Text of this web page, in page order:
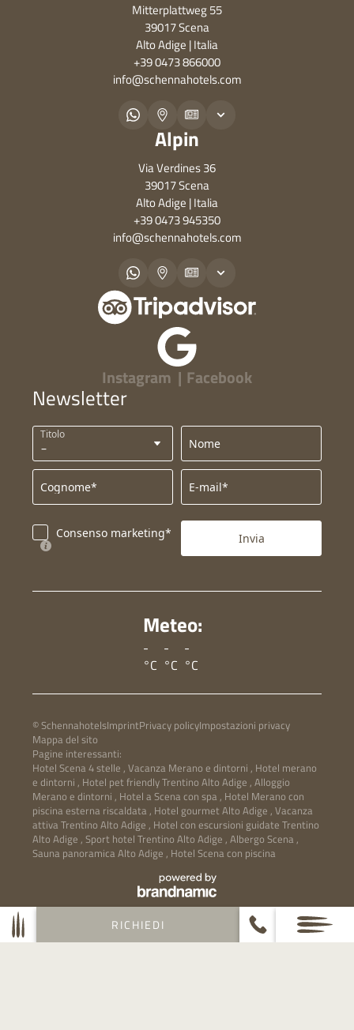
Mitterplattweg 55
39017 Scena
Alto Adige | Italia
+39 0473 866000
info@schennahotels.com
Alpin
Via Verdines 36
39017 Scena
Alto Adige | Italia
+39 0473 945350
info@schennahotels.com
Instagram | Facebook
Newsletter
Titolo
Nome
Cognome* E-mail*
Consenso marketing* Invia
Meteo:
-
°C
-
°C
-
°C
© SchennahotelsImprintPrivacy policyImpostazioni privacy
Mappa del sito
Pagine interessanti:
Hotel Scena 4 stelle , Vacanza Merano e dintorni , Hotel merano
e dintorni , Hotel pet friendly Trentino Alto Adige , Alloggio
Merano e dintorni , Hotel a Scena con spa , Hotel Merano con
piscina esterna riscaldata , Hotel gourmet Alto Adige , Vacanza
attiva Trentino Alto Adige , Hotel con escursioni guidate Trentino
Alto Adige , Sport hotel Trentino Alto Adige , Albergo Scena ,
Sauna panoramica Alto Adige , Hotel Scena con piscina
PARTNER
RICHIEDI